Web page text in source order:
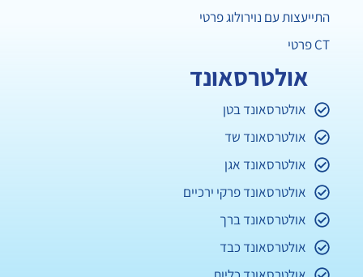
התייעצות עם נוירולוג פרטי
CT פרטי
אולטרסאונד
אולטרסאונד בטן
אולטרסאונד שד
אולטרסאונד אגן
אולטרסאונד פרקי ירכיים
אולטרסאונד ברך
אולטרסאונד כבד